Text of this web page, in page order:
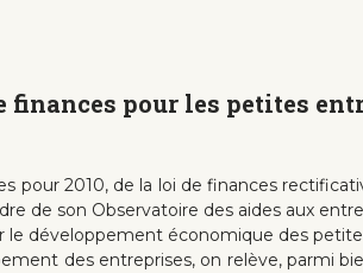
finances pour les petites
pour 2010, de la loi de finances
de son Observatoire des aides aux
le développement économique des
des entreprises, on relève, parmi